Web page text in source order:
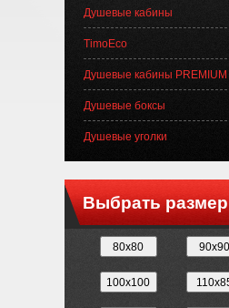
Душевые кабины
TimoEco
Душевые кабины PREMIUM
Душевые боксы
Душевые уголки
Выбрать размер